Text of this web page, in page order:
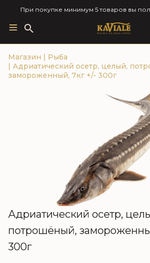
При покупке минимум 5 товаров вы
Search
for:
Магазин | Рыба
| Адриатический осетр, целый,
замороженный, 7кг +/- 300г
Адриатический осетр,
потрошёный,
300г